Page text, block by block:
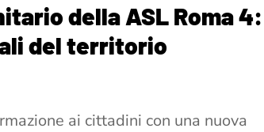
della ASL Roma 4:
del territorio
ai cittadini con una nuova